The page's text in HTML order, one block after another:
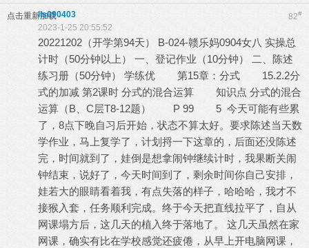
点击重新加载 82#
lls090403
2023-1-25 20:55:52
20221202（开学第94天） B-024-赣乐妈0904女八 实操总
计时（50分钟以上） 一、登记作业（10分钟） 二、陈述
练习册（50分钟） 学练优 第15章：分式 15.2.2分
式的加减 第2课时 分式的混合运算 知识点 分式的混合
运算（B、C层T8-12题） P 99 5 今天可能有些累
了，8点下晚自习后开始，状态不算太好。要求陈述当天数
学作业，马上复学了，计划捋一下这章的，后面还没陈述
完，时间就到了，娃倒是想拿闹钟继续计时，我果断关闹
钟结束，说好了，今天时间到了，剩余时间你自己安排，
娃若大的眼睛看着我，有点失落的样子，哈哈哈，我才不
接猴入套，任务顺利完成。终于今天把直线拉平了，自从
网课塌方后，这几天的植入终于落地了。 这几天虽然在家
网课，确实有比在学校感觉还疲倦，从早上开电脑网课，